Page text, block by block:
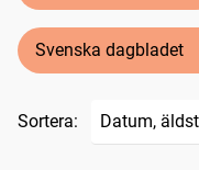
Svenska dagbladet
Sortera: